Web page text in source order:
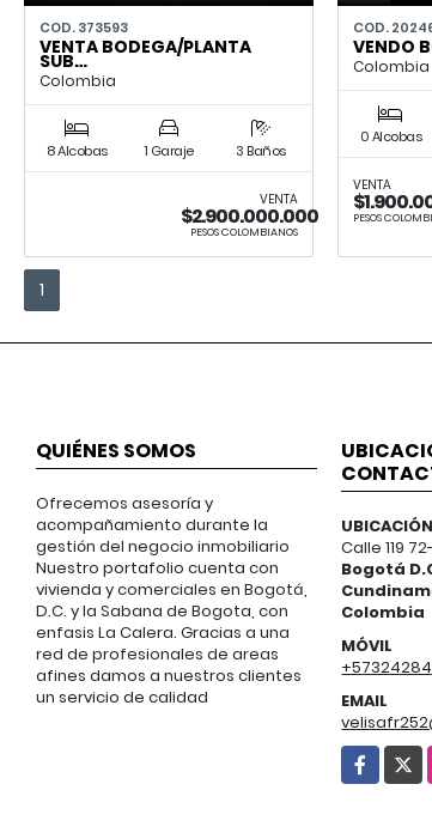
COD. 373593
VENTA BODEGA/PLANTA
SUB…
Colombia
8 Alcobas 1 Garaje 3 Baños
VENTA
$2.900.000.000
PESOS COLOMBIANOS
COD.
VENDO
Colombia
0 Alcobas
VENTA
PESOS
1
QUIÉNES SOMOS
Ofrecemos asesoría y
acompañamiento durante la
gestión del negocio inmobiliario
Nuestro portafolio cuenta con
vivienda y comerciales en Bogotá,
D.C. y la Sabana de Bogota, con
enfasis La Calera. Gracias a una
red de profesionales de areas
afines damos a nuestros clientes
un servicio de calidad
UBICACIÓN
Calle 119
Bogotá
Colombia
MÓVIL
EMAIL
Facebook
X